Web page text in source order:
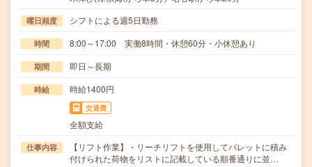
曜日頻度 シフトによる週5日勤務
時間 8:00～17:00 実働8時間・休憩60分・小休憩あり
期間 即日～長期
時給 時給1400円
交通費
全額支給
仕事内容
【リフト作業】・リーチリフトを使用してパレットに積み
付けられた荷物をリストに記載している順番通りに並…